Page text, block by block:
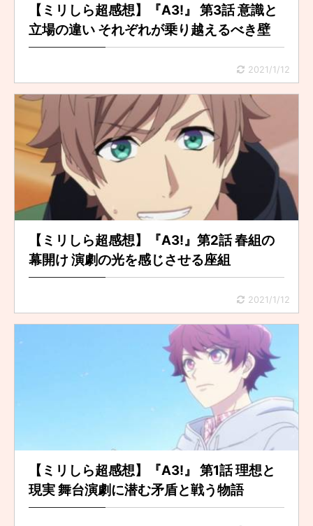
【ミリしら超感想】『A3!』 第3話 意識と
立場の違い それぞれが乗り越えるべき壁
2021/1/12
【ミリしら超感想】『A3!』第2話 春組の
幕開け 演劇の光を感じさせる座組
2021/1/12
【ミリしら超感想】『A3!』 第1話 理想と
現実 舞台演劇に潜む矛盾と戦う物語